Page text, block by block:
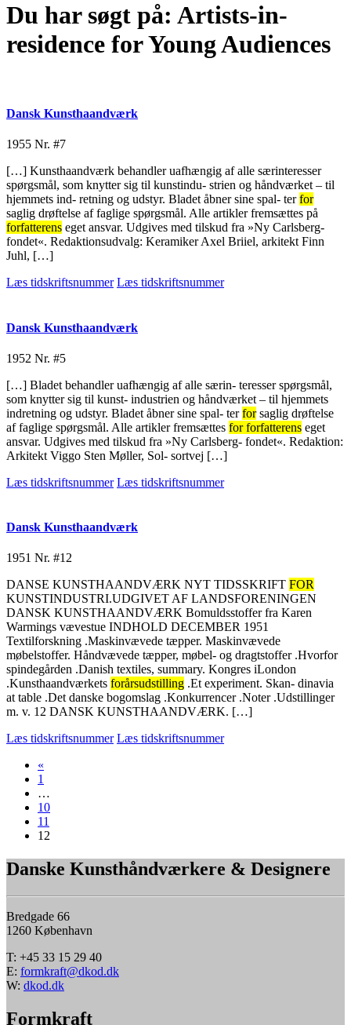
Du har søgt på: Artists-in-
residence for Young Audiences
Dansk Kunsthaandværk
1955 Nr. #7
[…] Kunsthaandværk behandler uafhængig af alle særinteresser
spørgsmål, som knytter sig til kunstindu- strien og håndværket – til
hjemmets ind- retning og udstyr. Bladet åbner sine spal- terfor
saglig drøftelse af faglige spørgsmål. Alle artikler fremsættes på
forfatterens eget ansvar. Udgives med tilskud fra »Ny Carlsberg-
fondet«. Redaktionsudvalg: Keramiker Axel Briiel, arkitekt Finn
Juhl, […]
Læs tidskriftsnummer Læs tidskriftsnummer
Dansk Kunsthaandværk
1952 Nr. #5
[…] Bladet behandler uafhængig af alle særin- teresser spørgsmål,
som knytter sig til kunst- industrien og håndværket – til hjemmets
indretning og udstyr. Bladet åbner sine spal- terforsaglig drøftelse
af faglige spørgsmål. Alle artikler fremsættes for forfatterens eget
ansvar. Udgives med tilskud fra »Ny Carlsberg- fondet«. Redaktion:
Arkitekt Viggo Sten Møller, Sol- sortvej […]
Læs tidskriftsnummer Læs tidskriftsnummer
Dansk Kunsthaandværk
1951 Nr. #12
DANSE KUNSTHAANDVÆRK NYT TIDSSKRIFT FOR
KUNSTINDUSTRI.UDGIVET AF LANDSFORENINGEN
DANSK KUNSTHAANDVÆRK Bomuldsstoffer fra Karen
Warmings vævestue INDHOLD DECEMBER 1951
Textilforskning .Maskinvævede tæpper. Maskinvævede
møbelstoffer. Håndvævede tæpper, møbel- og dragtstoffer .Hvorfor
spindegården .Danish textiles, summary. Kongres iLondon
.Kunsthaandværkets forårsudstilling .Et experiment. Skan- dinavia
at table .Det danske bogomslag .Konkurrencer .Noter .Udstillinger
m. v. 12 DANSK KUNSTHAANDVÆRK. […]
Læs tidskriftsnummer Læs tidskriftsnummer
«
1
…
10
11
12
Danske Kunsthåndværkere & Designere
Bredgade 66
1260 København
T: +45 33 15 29 40
E: formkraft@dkod.dk
W: dkod.dk
Formkraft